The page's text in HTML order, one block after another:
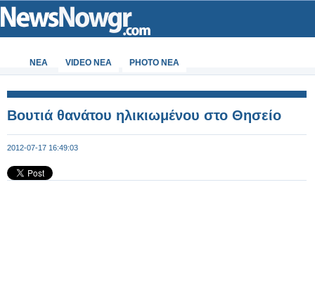
ΝΕΑ VIDEO NEA PHOTO NEA
Βουτιά θανάτου ηλικιωμένου στο Θησείο
2012-07-17 16:49:03